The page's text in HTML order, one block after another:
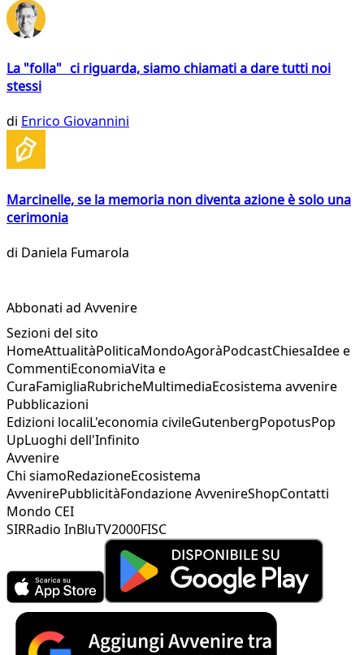
La "folla" ci riguarda, siamo chiamati a dare tutti noi
stessi
di Enrico Giovannini
Marcinelle, se la memoria non diventa azione è solo una
cerimonia
di Daniela Fumarola
Abbonati ad Avvenire
Sezioni del sito
HomeAttualitàPoliticaMondoAgoràPodcastChiesaIdee e
CommentiEconomiaVita e
CuraFamigliaRubricheMultimediaEcosistema avvenire
Pubblicazioni
Edizioni localiL'economia civileGutenbergPopotusPop
UpLuoghi dell'Infinito
Avvenire
Chi siamoRedazioneEcosistema
AvvenirePubblicitàFondazione AvvenireShopContatti
Mondo CEI
SIRRadio InBluTV2000FISC